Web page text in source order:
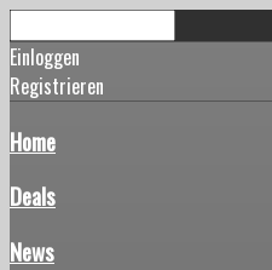
Einloggen
Registrieren
Home
Deals
News